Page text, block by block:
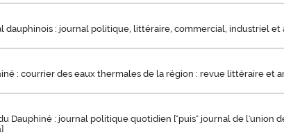
dauphinois : journal politique, littéraire, commercial, industriel et
: courrier des eaux thermales de la région : revue littéraire et
Dauphiné : journal politique quotidien ["puis" journal de l'union